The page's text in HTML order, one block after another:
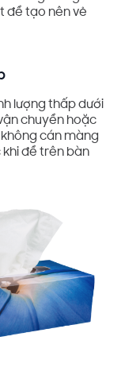
để tạo nên vẻ
lượng thấp dưới
chuyển hoặc
cán màng
khi để trên bàn